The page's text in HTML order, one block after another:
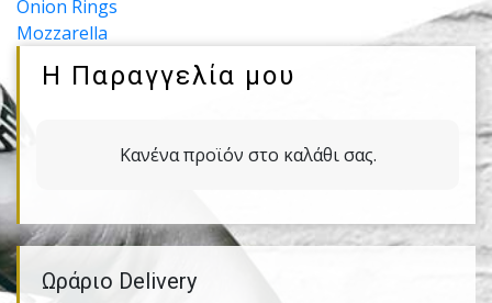
Πλοήγηση
άρθρων
Onion Rings
Mozzarella
Η Παραγγελία μου
Κανένα προϊόν στο καλάθι σας.
Ωράριο Delivery